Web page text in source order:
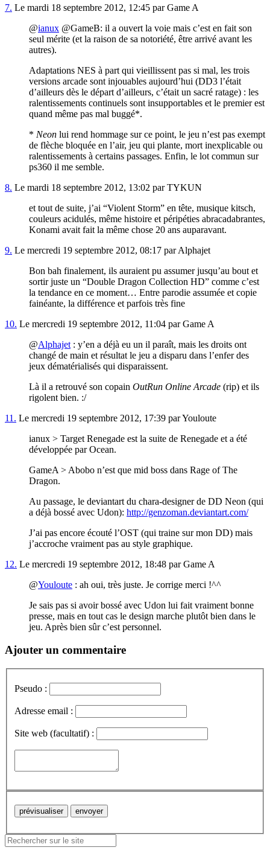
7. Le mardi 18 septembre 2012, 12:45 par Game A
@ianux @GameB: il a ouvert la voie mais c’est en fait son
seul mérite (et la raison de sa notoriété, être arrivé avant les
autres).
Adaptations NES à part qui vieillissent pas si mal, les trois
versions arcade sont injouables aujourd’hui (DD3 l’était
d’ailleurs dès le départ d’ailleurs, c’était un sacré ratage) : les
ralentissements continuels sont insupportables et le premier est
quand même pas mal buggé*.
* Neon lui rend hommage sur ce point, le jeu n’est pas exempt
de flèche bloquée en l’air, jeu qui plante, mort inexplicable ou
ralentissements à certains passages. Enfin, le lot commun sur
ps360 il me semble.
8. Le mardi 18 septembre 2012, 13:02 par TYKUN
et tout de suite, j’ai “Violent Storm” en tête, musique kitsch,
couleurs acidulés, même histoire et péripéties abracadabrantes,
Konami avait fait la même chose 20 ans auparavant.
9. Le mercredi 19 septembre 2012, 08:17 par Alphajet
Bon bah finalement, ils auraient pu assumer jusqu’au bout et
sortir juste un “Double Dragon Collection HD” comme c’est
la tendance en ce moment… Entre parodie assumée et copie
fainéante, la différence et parfois très fine
10. Le mercredi 19 septembre 2012, 11:04 par Game A
@Alphajet : y’en a déjà eu un il paraît, mais les droits ont
changé de main et résultat le jeu a disparu dans l’enfer des
jeux dématérialisés qui disparaissent.
Là il a retrouvé son copain OutRun Online Arcade (rip) et ils
rigolent bien. :/
11. Le mercredi 19 septembre 2012, 17:39 par Youloute
ianux > Target Renegade est la suite de Renegade et a été
développée par Ocean.
GameA > Abobo n’est que mid boss dans Rage of The
Dragon.
Au passage, le deviantart du chara-designer de DD Neon (qui
a déjà bossé avec Udon): http://genzoman.deviantart.com/
J’ai pas encore écouté l’OST (qui traine sur mon DD) mais
j’accroche vraiment pas au style graphique.
12. Le mercredi 19 septembre 2012, 18:48 par Game A
@Youloute : ah oui, très juste. Je corrige merci !^^
Je sais pas si avoir bossé avec Udon lui fait vraiment bonne
presse, mais en tout cas le design marche plutôt bien dans le
jeu. Après bien sûr c’est personnel.
Ajouter un commentaire
Pseudo :
Adresse email :
Site web (facultatif) :